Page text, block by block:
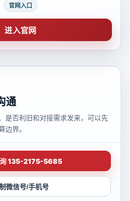
官网入口
进入官网
通
是否利旧和对接需求发来，可以先
边界。
询 135-2175-5685
微信号/手机号